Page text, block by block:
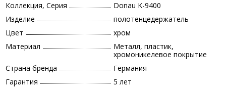
Коллекция, Серия
Donau K-9400
Изделие
полотенцедержатель
Цвет
хром
Материал
Металл, пластик,
хромоникелевое покрытие
Страна бренда
Германия
Гарантия
5 лет